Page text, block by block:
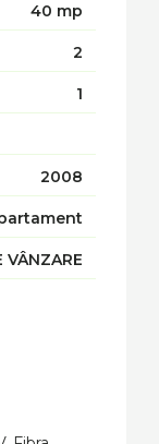
40 mp
2
1
2008
VÂNZARE